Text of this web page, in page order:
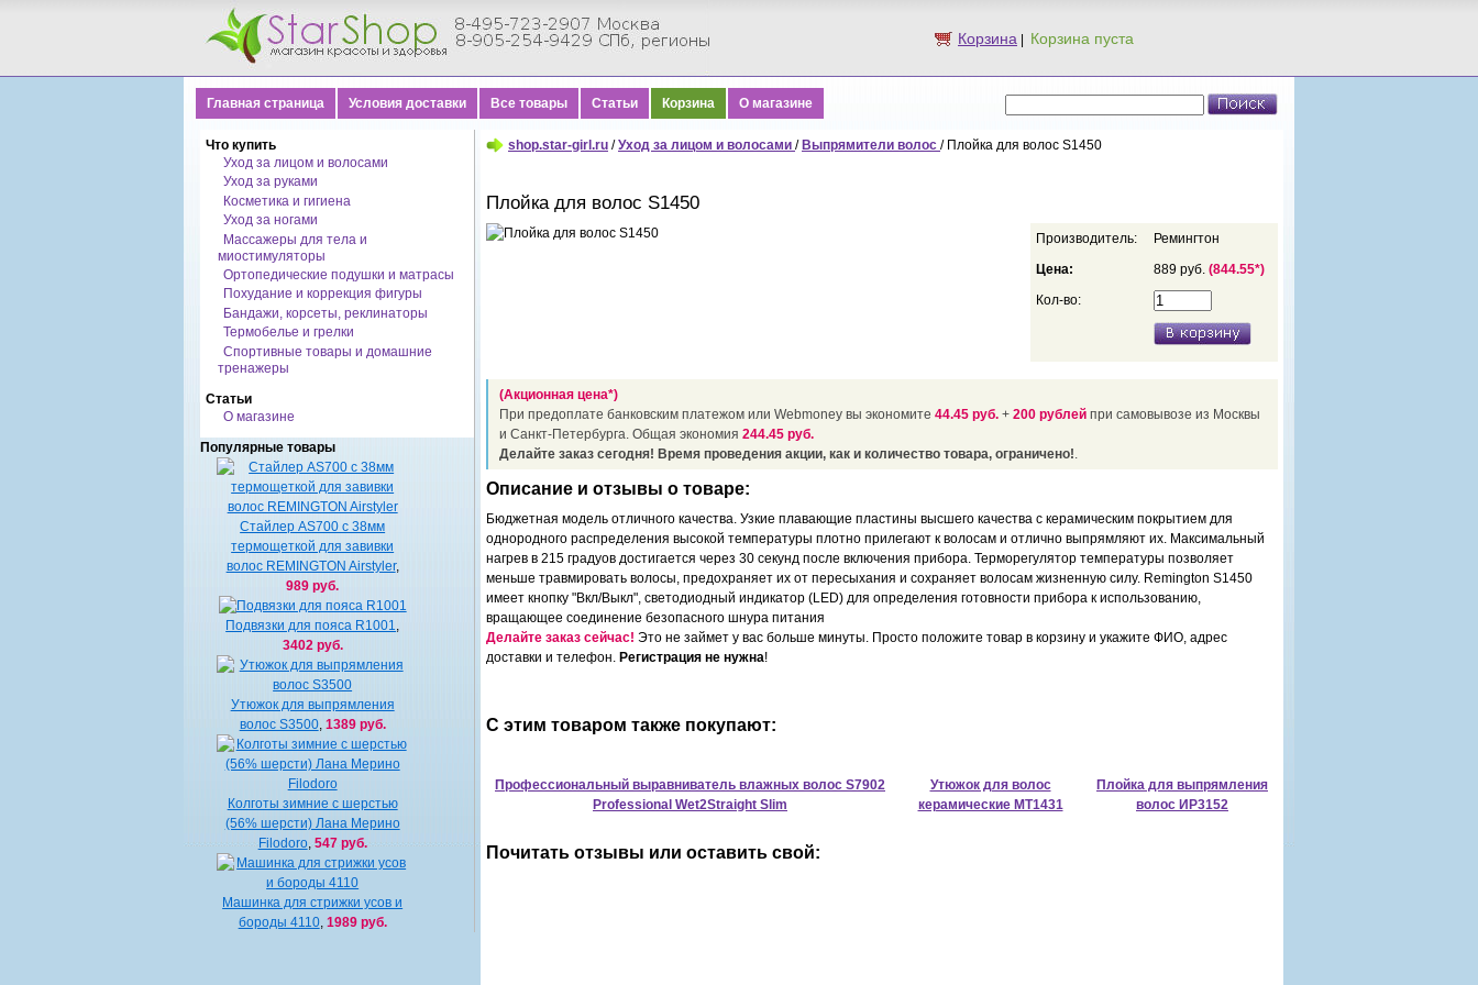
Корзина
Главная страница Условия доставки Все товары Статьи Корзина О магазине
Что купить
Уход за лицом и волосами
Уход за руками
Косметика и гигиена
Уход за ногами
Массажеры для тела и
миостимуляторы
Ортопедические подушки и матрасы
Похудание и коррекция фигуры
Бандажи, корсеты, реклинаторы
Термобелье и грелки
Спортивные товары и домашние
тренажеры
Статьи
О магазине
Популярные товары
Стайлер AS700 с 38мм
термощеткой для завивки
волос REMINGTON Airstyler,
989 руб.
Подвязки для пояса R1001
3402 руб.
Утюжок для выпрямления
волос S3500, 1389 руб.
Колготы зимние с шерстью
(56% шерсти) Лана Мерино
Filodoro 547 руб.
Машинка для стрижки усов и
бороды 4110, 1989 руб.
shop.star-girl.ru /Уход за лицом и волосами / Выпрямители волос / Плойка для волос S1450
Плойка для волос S1450
Производитель:
Ремингтон
Цена:
889 руб. (844.55*)
Кол-во:
(Акционная цена*)
При предоплате банковским платежом или Webmoney вы экономите 44.45 руб. + 200 рублей при самовывозе из Москвы
и Санкт-Петербурга. Общая экономия 244.45 руб.
Делайте заказ сегодня! Время проведения акции, как и количество товара, ограничено!.
Описание и отзывы о товаре:
Бюджетная модель отличного качества. Узкие плавающие пластины высшего качества с керамическим покрытием для
однородного распределения высокой температуры плотно прилегают к волосам и отлично выпрямляют их. Максимальный
нагрев в 215 градуов достигается через 30 секунд после включения прибора. Терморегулятор температуры позволяет
меньше травмировать волосы, предохраняет их от пересыхания и сохраняет волосам жизненную силу. Remington S1450
имеет кнопку "Вкл/Выкл", светодиодный индикатор (LED) для определения готовности прибора к использованию,
вращающее соединение безопасного шнура питания
Делайте заказ сейчас! Это не займет у вас больше минуты. Просто положите товар в корзину и укажите ФИО, адрес
доставки и телефон. Регистрация не нужна!
С этим товаром также покупают:
Профессиональный выравниватель влажных волос S7902
Professional Wet2Straight Slim
Утюжок для волос
керамические MT1431
Плойка для выпрямления
волос ИР3152
Почитать отзывы или оставить свой: